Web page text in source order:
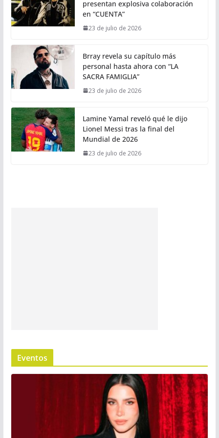
presentan explosiva colaboración
en “CUENTA”
23 de julio de 2026
Brray revela su capítulo más
personal hasta ahora con “LA
SACRA FAMIGLIA”
23 de julio de 2026
Lamine Yamal reveló qué le dijo
Lionel Messi tras la final del
Mundial de 2026
23 de julio de 2026
Eventos